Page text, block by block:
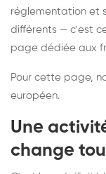
réglementation et
différents — c'est
page dédiée aux
Pour cette page,
européen.
Une
change